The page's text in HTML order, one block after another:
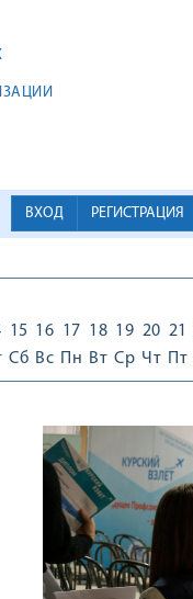
ВХОД РЕГИСТРАЦИЯ
15
Сб
16
Вс
17
Пн
18
Вт
19
Ср
20
Чт
21
Пт